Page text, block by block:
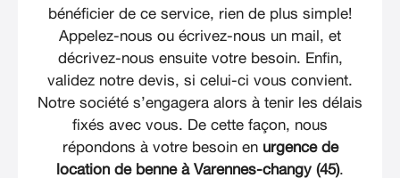
bénéficier de ce service, rien de plus simple!
Appelez-nous ou écrivez-nous un mail, et
décrivez-nous ensuite votre besoin. Enfin,
validez notre devis, si celui-ci vous convient.
Notre société s’engagera alors à tenir les délais
fixés avec vous. De cette façon, nous
répondons à votre besoin en urgence de
location de benne à Varennes-changy (45).